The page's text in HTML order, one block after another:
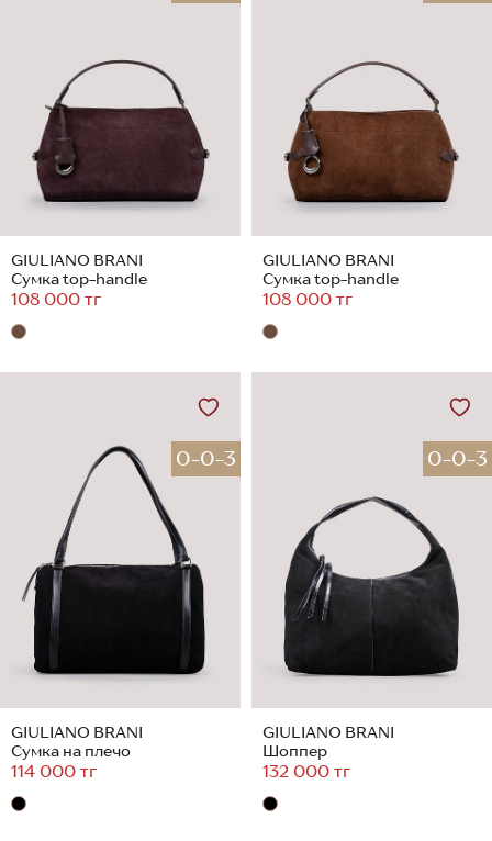
GIULIANO BRANI
Сумка top-handle
108 000 тг
GIULIANO BRANI
Сумка top-handle
108 000 тг
0-0-3
GIULIANO BRANI
Сумка на плечо
114 000 тг
0-0-3
GIULIANO BRANI
Шоппер
132 000 тг